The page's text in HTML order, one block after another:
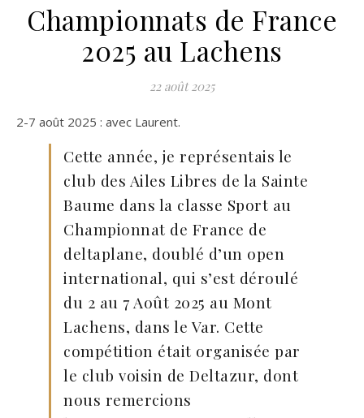
Championnats de France
2025 au Lachens
22 août 2025
2-7 août 2025 : avec Laurent.
Cette année, je représentais le
club des Ailes Libres de la Sainte
Baume dans la classe Sport au
Championnat de France de
deltaplane, doublé d’un open
international, qui s’est déroulé
du 2 au 7 Août 2025 au Mont
Lachens, dans le Var. Cette
compétition était organisée par
le club voisin de Deltazur, dont
nous remercions